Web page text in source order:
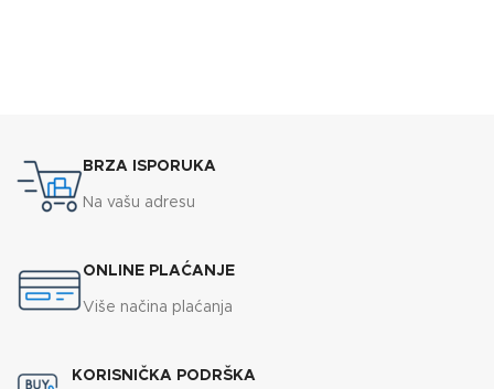
BRZA ISPORUKA
Na vašu adresu
ONLINE PLAĆANJE
Više načina plaćanja
KORISNIČKA PODRŠKA